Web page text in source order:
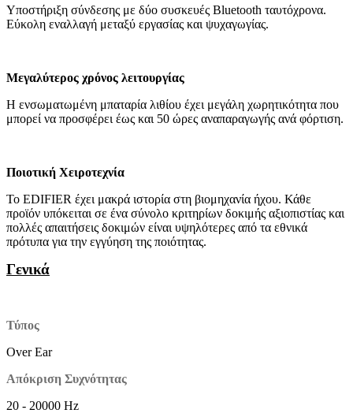
Υποστήριξη σύνδεσης με δύο συσκευές Bluetooth ταυτόχρονα.
Εύκολη εναλλαγή μεταξύ εργασίας και ψυχαγωγίας.
Μεγαλύτερος χρόνος λειτουργίας
Η ενσωματωμένη μπαταρία λιθίου έχει μεγάλη χωρητικότητα που
μπορεί να προσφέρει έως και 50 ώρες αναπαραγωγής ανά φόρτιση.
Ποιοτική Χειροτεχνία
Το EDIFIER έχει μακρά ιστορία στη βιομηχανία ήχου. Κάθε
προϊόν υπόκειται σε ένα σύνολο κριτηρίων δοκιμής αξιοπιστίας και
πολλές απαιτήσεις δοκιμών είναι υψηλότερες από τα εθνικά
πρότυπα για την εγγύηση της ποιότητας.
Γενικά
Τύπος
Over Ear
Απόκριση Συχνότητας
20 - 20000 Hz